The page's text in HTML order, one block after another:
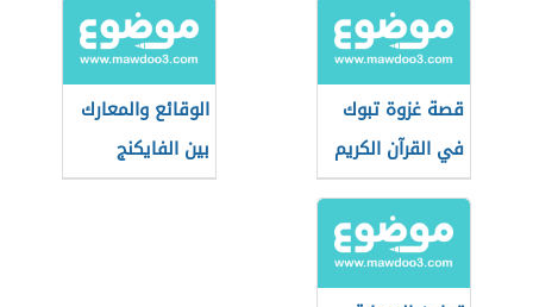
قصة غزوة تبوك
في القرآن الكريم
الوقائع والمعارك
بين الفايكنج
والمسلمين